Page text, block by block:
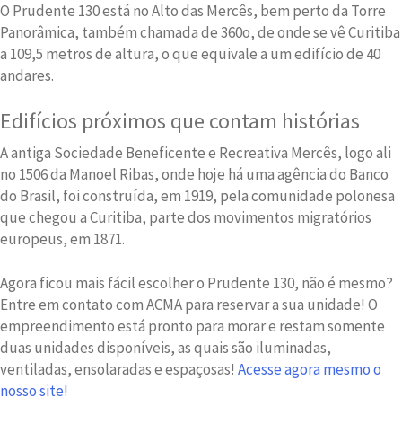
O Prudente 130 está no Alto das Mercês, bem perto da Torre
Panorâmica, também chamada de 360o, de onde se vê Curitiba
a 109,5 metros de altura, o que equivale a um edifício de 40
andares.
Edifícios próximos que contam histórias
A antiga Sociedade Beneficente e Recreativa Mercês, logo ali
no 1506 da Manoel Ribas, onde hoje há uma agência do Banco
do Brasil, foi construída, em 1919, pela comunidade polonesa
que chegou a Curitiba, parte dos movimentos migratórios
europeus, em 1871.
Agora ficou mais fácil escolher o Prudente 130, não é mesmo?
Entre em contato com ACMA para reservar a sua unidade! O
empreendimento está pronto para morar e restam somente
duas unidades disponíveis, as quais são iluminadas,
ventiladas, ensolaradas e espaçosas! Acesse agora mesmo o
nosso site!